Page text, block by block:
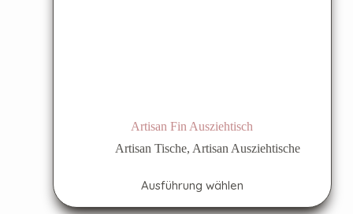
Artisan Fin Ausziehtisch
Artisan Tische, Artisan Ausziehtische
Ausführung wählen